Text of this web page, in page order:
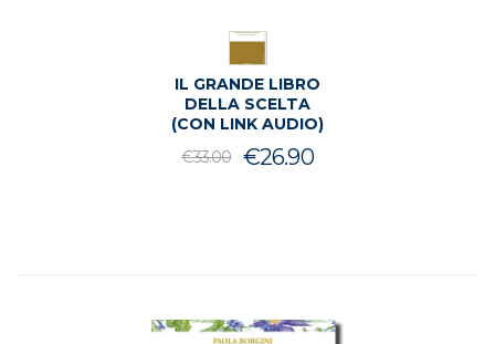
IL GRANDE LIBRO
DELLA SCELTA
(CON LINK AUDIO)
€33.00
Il
€26.90Il